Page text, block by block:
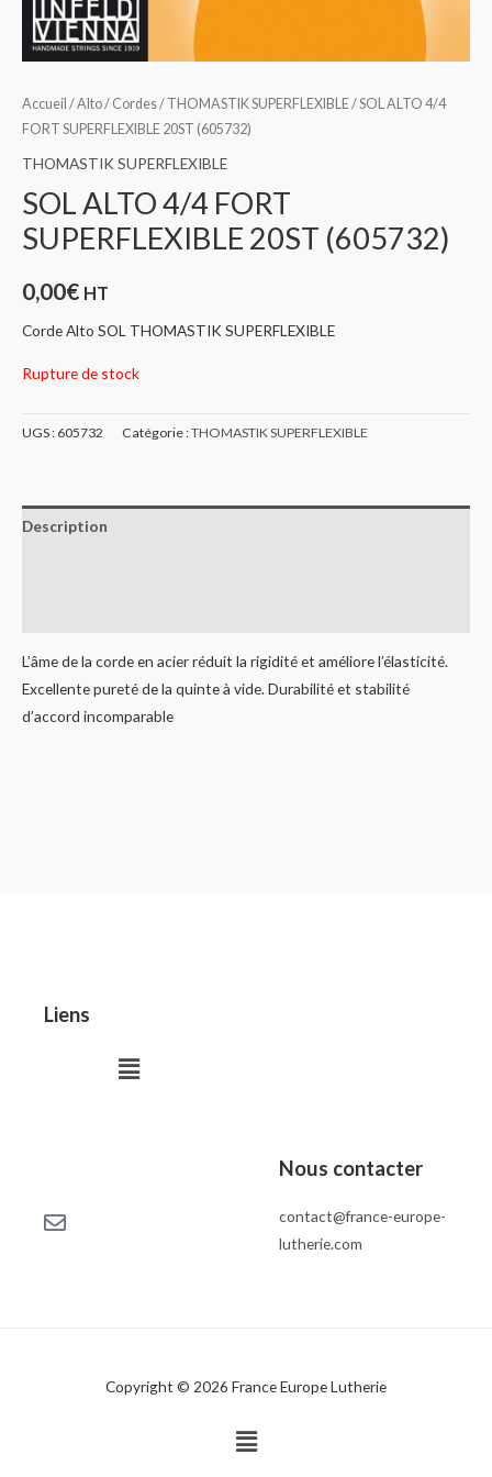
Accueil /Alto/ Cordes/ THOMASTIK SUPERFLEXIBLE/ SOL ALTO 4/4
FORT SUPERFLEXIBLE 20ST (605732)
THOMASTIK SUPERFLEXIBLE
SOL ALTO 4/4 FORT
SUPERFLEXIBLE 20ST (605732)
0,00€ HT
Corde Alto SOL THOMASTIK SUPERFLEXIBLE
Rupture de stock
UGS : 605732 Catégorie :THOMASTIK SUPERFLEXIBLE
Description
L’âme de la corde en acier réduit la rigidité et améliore l’élasticité.
Excellente pureté de la quinte à vide. Durabilité et stabilité
d’accord incomparable
Liens
Menu
Nous contacter
contact@france-europe-
lutherie.com
Copyright © 2026 France Europe Lutherie
Menu